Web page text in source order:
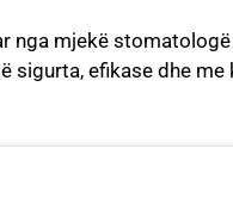
nga mjekë
efikase dhe me